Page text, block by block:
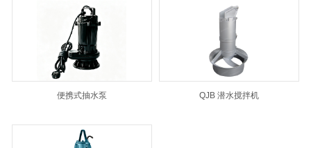
便携式抽水泵 QJB 潜水搅拌机